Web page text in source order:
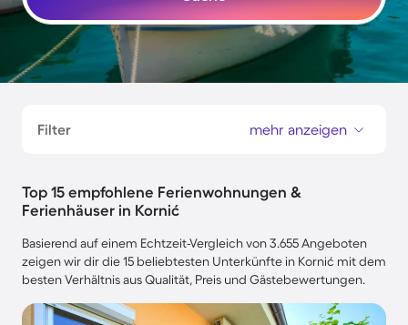
Filter mehr anzeigen
Top 15 empfohlene Ferienwohnungen &
Ferienhäuser in Kornić
Basierend auf einem Echtzeit-Vergleich von 3.655 Angeboten
zeigen wir dir die 15 beliebtesten Unterkünfte in Kornić mit dem
besten Verhältnis aus Qualität, Preis und Gästebewertungen.